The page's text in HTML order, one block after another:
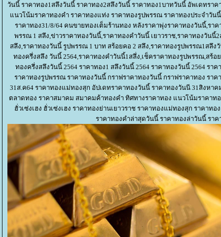
วันนี้ ราคาทอง1สลึงวันนี้ ราคาทอง2สลึงวันนี้ ราคาทอง1บาทวันนี้ อัพเดทรา
นวโน้มราคาทองคำ ราคาทองแท่ง ราคาทองรูปพรรณ ราคาทองประจำวันนี้
ราคาทอง31/8/64 คนขายทองเต็มร้านทอง หลังราคาพุ่งราคาทองวันนี้,ร
พรรณ 1 สลึง,ข่าวราคาทองวันนี้,ราคาทองคําวันนี้ เยาวราช,ราคาทองวัน
สลึง,ราคาทองวันนี้ รูปพรรณ 1 บาท สร้อยคอ 2 สลึง,ราคาทองรูปพรรณ1สลึ
ทองครึ่งสลึง วันนี้ 2564,ราคาทองคําวันนี้1สลึ่ง,เช็คราคาทองรูปพรรณ,สร้อ
ทองครึ่งสลึงวันนี้ 2564 ราคาทอง1 สลึงวันนี้ 2564 ราคาทองวันนี้ 2564 ร
ราคาทองรูปพรรณ ราคาทองวันนี้ กราฟราคาทองวันนี้ กราฟราคาทอง รา
31ส.ค64 ราคาทองแม่ทองสุก อัปเดทราคาทองวันนี้ ราคาทองวันนี 31สิงหา
ตลาดทอง ราคาสมาคม สมาคมค้าทองคำ ทิศทางราคาทอง แนวโน้มราคาท
ฮั่วเซ่งเฮง ฮั่วเซ่งเฮง ราคาทองย่านเยาวราช ราคาทองแม่ทองสุก ราคา
ราคาทองคำล่าสุดวันนี้ ราคาทองล่าวันนี้ รา